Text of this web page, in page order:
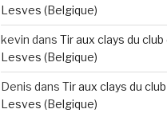
Lesves (Belgique)
kevin dans Tir aux clays du club
Lesves (Belgique)
Denis dans Tir aux clays du club
Lesves (Belgique)